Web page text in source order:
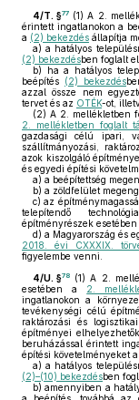
4/T. §77 (1) A 2.
érintett ingatlanokon a
a (2) bekezdés állapítja
a) a hatályos
(2) bekezdésben foglalt
b) ha a hatályos
beépítés (2) bekezdés
azzal össze nem
tervet és az OTÉK-ot,
(2) A 2. mellékletben
2. mellékletben foglalt
gazdasági célú ipari,
szállítmányozási,
azok kiszolgáló
és egyedi építési
a) a beépítettség
b) a zöldfelület
c) az
telepítendő
építményrészek
d) a Magyarország és
2018. évi CXXXIX.
figyelembe venni.
4/U. §78 (1) A 2.
esetében a 2.
ingatlanokon a
tevékenységi célú
raktározási és
építményei
beruházással érintett
építési követelményeket a
a) a hatályos
(2)–(10) bekezdésben
b) amennyiben a